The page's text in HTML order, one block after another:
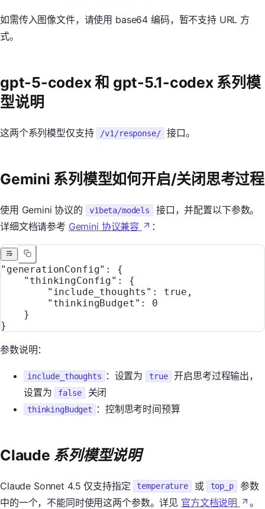
如需传入图像文件，请使用 base64 编码，暂不支持 URL 方
式。
gpt-5-codex 和 gpt-5.1-codex 系列模
型说明
这两个系列模型仅支持 /v1/response/ 接口。
Gemini 系列模型如何开启/关闭思考过程
使用 Gemini 协议的 v1beta/models
接口，并配置以下参数。
详细文档请参考 Gemini 协议兼容 ：
"generationConfig" : {
    "thinkingConfig"
: {
        "include_thoughts"
: true ,
        "thinkingBudget"
: 0
    }
}
参数说明：
include_thoughts ：设置为 true
开启思考过程输出，
设置为
false 关闭
thinkingBudget ：控制思考时间预算
Claude 系列模型说明
Claude Sonnet 4.5 仅支持指定 temperature 或 top_p
参数
中的一个，不能同时使用这两个参数。详见 官方文档说明 。